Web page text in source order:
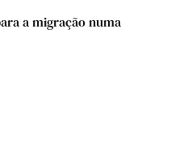
a migração numa